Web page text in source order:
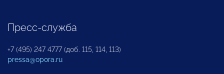
Пресс-служба
+7 (495) 247 4777 (доб. 115, 114, 113)
pressa@opora.ru